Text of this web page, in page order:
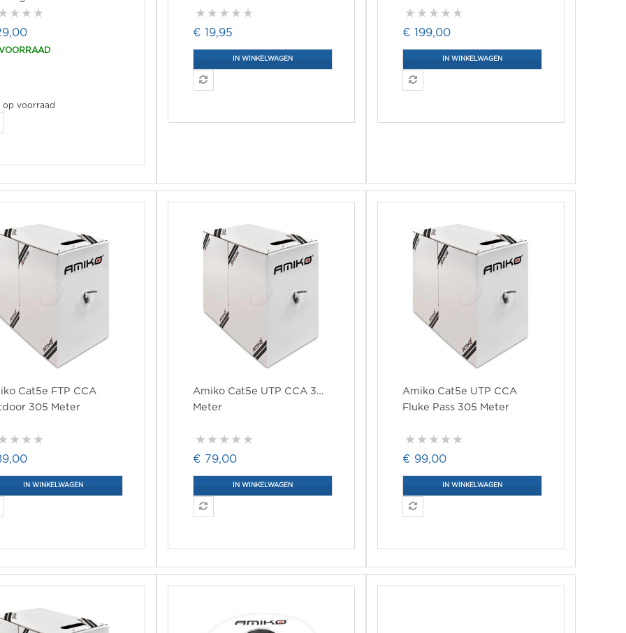
Mini 3 M 60W
op voorraad
€ 19,95
IN WINKELWAGEN
€ 199,00
IN WINKELWAGEN
Cat5e FTP CCA
305 Meter
IN WINKELWAGEN
Amiko Cat5e UTP CCA 305
Meter
€ 79,00
IN WINKELWAGEN
Amiko Cat5e UTP CCA
Fluke Pass 305 Meter
€ 99,00
IN WINKELWAGEN